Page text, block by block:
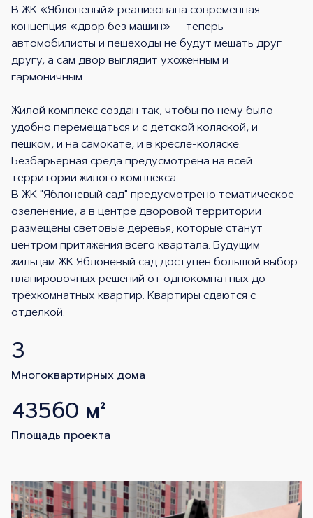
В ЖК «Яблоневый» реализована современная
концепция «двор без машин» — теперь
автомобилисты и пешеходы не будут мешать друг
другу, а сам двор выглядит ухоженным и
гармоничным.
Жилой комплекс создан так, чтобы по нему было
удобно перемещаться и с детской коляской, и
пешком, и на самокате, и в кресле-коляске.
Безбарьерная среда предусмотрена на всей
территории жилого комплекса.
В ЖК "Яблоневый сад" предусмотрено тематическое
озеленение, а в центре дворовой территории
размещены световые деревья, которые станут
центром притяжения всего квартала. Будущим
жильцам ЖК Яблоневый сад доступен большой выбор
планировочных решений от однокомнатных до
трёхкомнатных квартир. Квартиры сдаются с
отделкой.
3
Многоквартирных дома
43560 м²
Площадь проекта